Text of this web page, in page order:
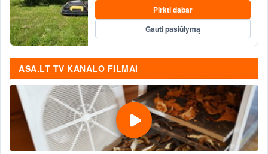
Pirkti dabar
Gauti pasiūlymą
ASA.LT TV KANALO FILMAI